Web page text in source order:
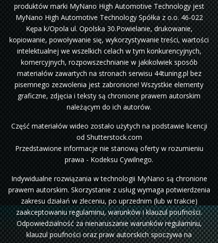
produktów marki MyNano High Automotive Technology jest
MyNano High Automotive Technology Spółka z o.o. 46-022
Kępa k/Opola ul. Opolska 30.Powielanie, drukowanie,
kopiowanie, powoływanie się, wykorzystywanie treści, wartości
intelektualnej we wszelkich celach w tym konkurencyjnych,
komercyjnych, rozpowszechnianie w jakikolwiek sposób
materiałów zawartych na stronach serwisu 44tuning.pl bez
pisemnego zezwolenia jest zabronione! Wszystkie elementy
graficzne, zdjęcia i teksty są chronione prawem autorskim
należącym do ich autorów.
Część materiałów wideo zostało użytych na podstawie licencji
od Shutterstock.com
Przedstawione informacje nie stanową oferty w rozumieniu
prawa - Kodeksu Cywilnego.
Indywidualne rozwiązania w technologii MyNano są chronione
prawem autorskim. Skorzystanie z usług wymaga potwierdzenia
zakresu działań w zleceniu, po uprzednim (lub w trakcie)
zaakceptowaniu regulaminu, warunków i klauzul poufności.
Odpowiedzialność za nienaruszanie warunków regulaminu,
klauzul poufności oraz praw autorskich spoczywa na